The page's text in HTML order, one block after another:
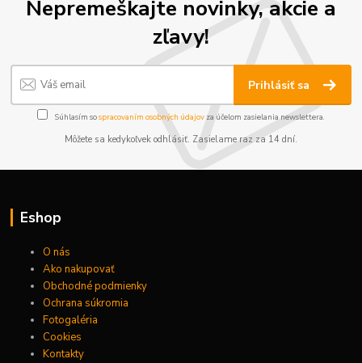
Nepremeškajte novinky, akcie a
zľavy!
Prihlásiť sa
Súhlasím sospracovaním osobných údajov za účelom zasielania newslettera.
Môžete sa kedykoľvek odhlásiť. Zasielame raz za 14 dní.
Eshop
O nás
Ako nakupovať
Obchodné podmienky
Ochrana súkromia
Fotogaléria
Cookies
Kontakty